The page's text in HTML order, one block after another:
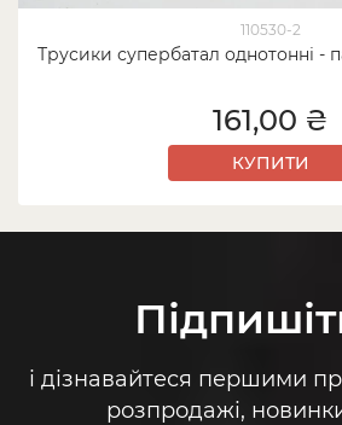
110530-2
Трусики супербатал однотонні -
161,00 ₴
КУПИТИ
і дізнавайтеся першими
розпродажі, новинки